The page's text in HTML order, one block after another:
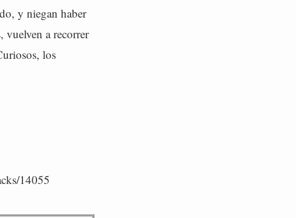
y niegan haber
vuelven a recorrer
los
14055